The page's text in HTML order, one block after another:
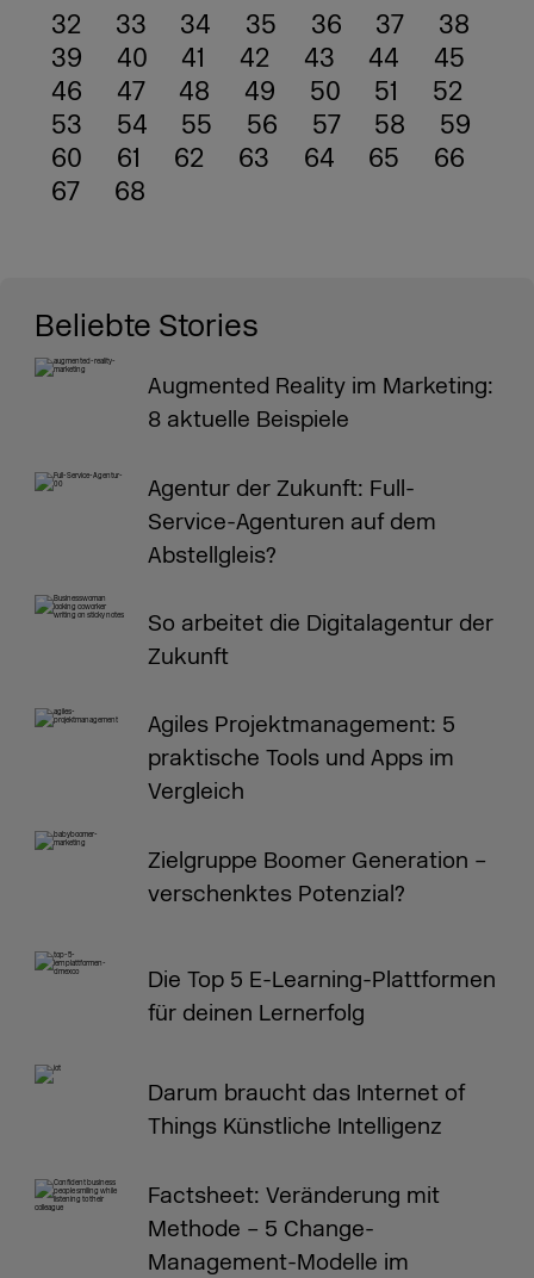
32
33 34 35 36 37
38
39
40 41 42 43 44
45
46
47 48 49 50 51
52
53
54 55 56 57 58
59
60
61 62 63 64 65
66
67
68
Beliebte Stories
Augmented Reality im Marketing:
8 aktuelle Beispiele
Agentur der Zukunft: Full-
Service-Agenturen auf dem
Abstellgleis?
So arbeitet die Digitalagentur der
Zukunft
Agiles Projektmanagement: 5
praktische Tools und Apps im
Vergleich
Zielgruppe Boomer Generation –
verschenktes Potenzial?
Die Top 5 E-Learning-Plattformen
für deinen Lernerfolg
Darum braucht das Internet of
Things Künstliche Intelligenz
Factsheet: Veränderung mit
Methode – 5 Change-
Management-Modelle im